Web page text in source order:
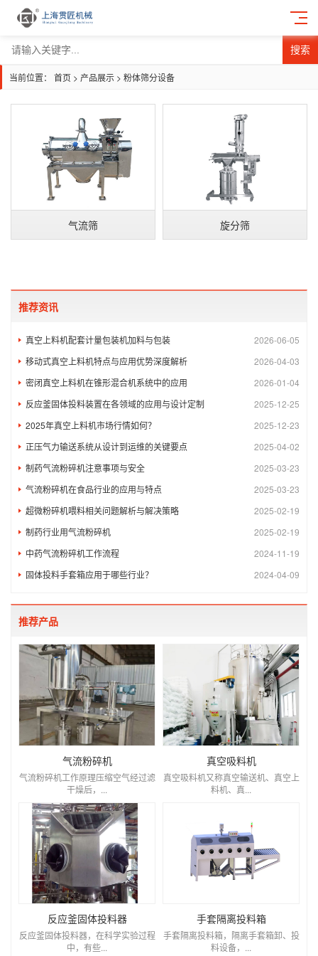
搜索
当前位置： 首页 > 产品展示 > 粉体筛分设备
气流筛 旋分筛
推荐资讯
2026-06-05
真空上料机配套计量包装机加料与包装
2026-04-03
移动式真空上料机特点与应用优势深度解析
2026-01-04
密闭真空上料机在锥形混合机系统中的应用
2025-12-25
反应釜固体投料装置在各领域的应用与设计定制
2025-12-23
2025年真空上料机市场行情如何？
2025-04-02
正压气力输送系统从设计到运维的关键要点
2025-03-23
制药气流粉碎机注意事项与安全​
2025-03-23
气流粉碎机在食品行业的应用与特点
2025-02-19
超微粉碎机喂料相关问题解析与解决策略
2025-02-19
制药行业用气流粉碎机
2024-11-19
中药气流粉碎机工作流程
2024-04-09
固体投料手套箱应用于哪些行业？
推荐产品
气流粉碎机
气流粉碎机工作原理压缩空气经过滤
干燥后，...
真空吸料机
真空吸料机又称真空输送机、真空上
料机、真...
反应釜固体投料器
反应釜固体投料器，在科学实验过程
中，有些...
手套隔离投料箱
手套隔离投料箱，隔离手套箱卸、投
料设备，...